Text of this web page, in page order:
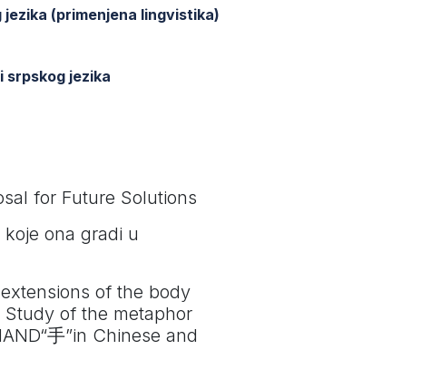
(primenjena lingvistika)
srpskog jezika
for Future Solutions
ona gradi u
of the body
Study of the metaphor
手”in Chinese and